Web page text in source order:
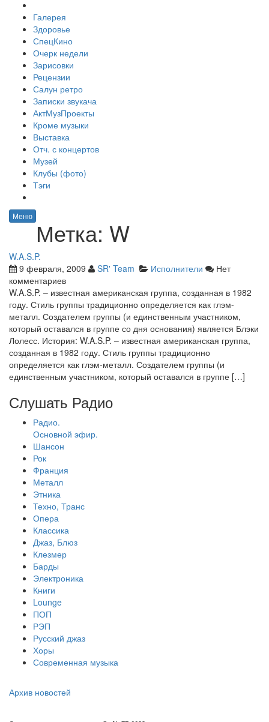
Галерея
Здоровье
СпецКино
Очерк недели
Зарисовки
Рецензии
Салун ретро
Записки звукача
АктМузПроекты
Кроме музыки
Выставка
Отч. с концертов
Музей
Клубы (фото)
Тэги
Меню
Метка: W
W.A.S.P.
9 февраля, 2009
SR' Team Исполнители
Нет
комментариев
W.A.S.P. – известная американская группа, созданная в 1982
году. Стиль группы традиционно определяется как глэм-
металл. Создателем группы (и единственным участником,
который оставался в группе со дня основания) является Блэки
Лолесс. История: W.A.S.P. – известная американская группа,
созданная в 1982 году. Стиль группы традиционно
определяется как глэм-металл. Создателем группы (и
единственным участником, который оставался в группе […]
Слушать Радио
Радио.
Основной эфир.
Шансон
Рок
Франция
Металл
Этника
Техно, Транс
Опера
Классика
Джаз, Блюз
Клезмер
Барды
Электроника
Книги
Lounge
ПОП
РЭП
Русский джаз
Хоры
Современная музыка
Архив новостей